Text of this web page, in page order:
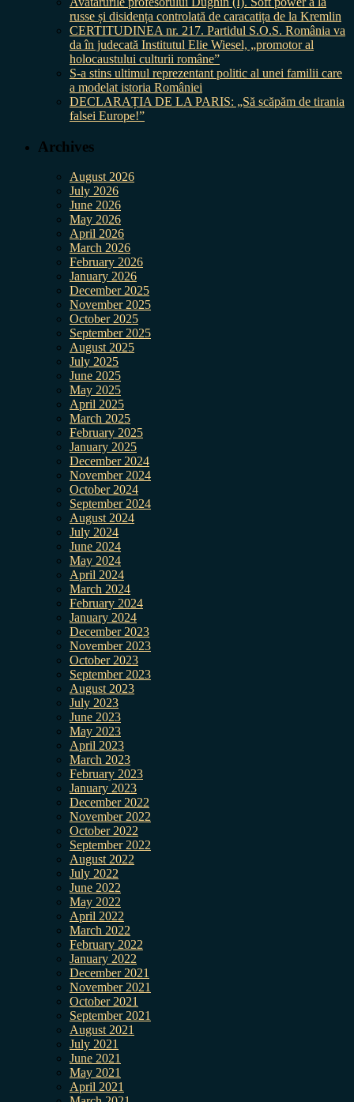
russe și disidența controlată de caracatița de la Kremlin
CERTITUDINEA nr. 217. Partidul S.O.S. România va
da în judecată Institutul Elie Wiesel, „promotor al
holocaustului culturii române”
S-a stins ultimul reprezentant politic al unei familii care
a modelat istoria României
DECLARAȚIA DE LA PARIS: „Să scăpăm de tirania
falsei Europe!”
Archives
August 2026
July 2026
June 2026
May 2026
April 2026
March 2026
February 2026
January 2026
December 2025
November 2025
October 2025
September 2025
August 2025
July 2025
June 2025
May 2025
April 2025
March 2025
February 2025
January 2025
December 2024
November 2024
October 2024
September 2024
August 2024
July 2024
June 2024
May 2024
April 2024
March 2024
February 2024
January 2024
December 2023
November 2023
October 2023
September 2023
August 2023
July 2023
June 2023
May 2023
April 2023
March 2023
February 2023
January 2023
December 2022
November 2022
October 2022
September 2022
August 2022
July 2022
June 2022
May 2022
April 2022
March 2022
February 2022
January 2022
December 2021
November 2021
October 2021
September 2021
August 2021
July 2021
June 2021
May 2021
April 2021